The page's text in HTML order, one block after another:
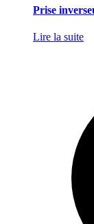
Prise
Lire la suite